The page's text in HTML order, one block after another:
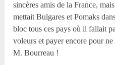
sincères amis de la France,
mettait Bulgares et Pomaks
bloc tous ces pays où il fallait
voleurs et payer encore pour
M. Bourreau !